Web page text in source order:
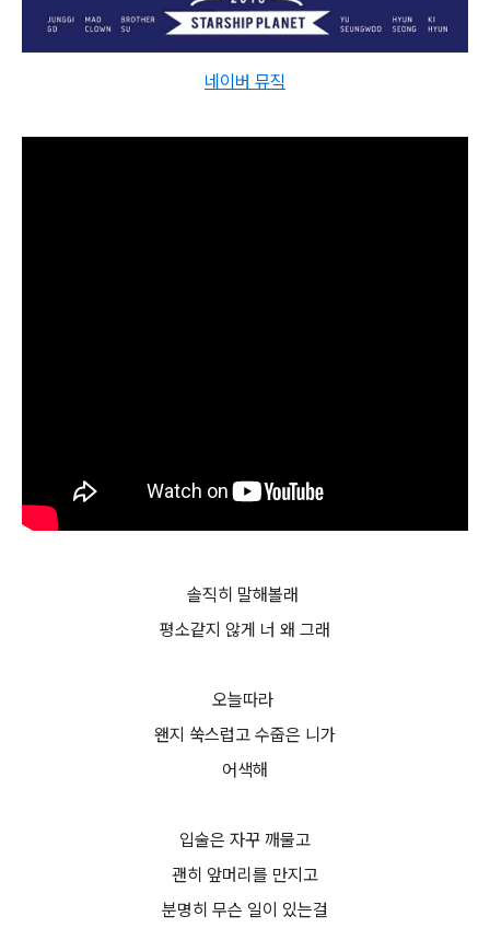
네이버 뮤직
솔직히 말해볼래
평소같지 않게 너 왜 그래
오늘따라
왠지 쑥스럽고 수줍은 니가
어색해
입술은 자꾸 깨물고
괜히 앞머리를 만지고
분명히 무슨 일이 있는걸